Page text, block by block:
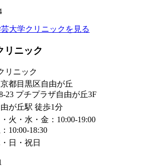
大学クリニックを見る
リニック
都目黒区自由が丘
23 プチプラザ自由が丘3F
が丘駅 徒歩1分
・火・水・金：10:00-19:00
10:00-18:30
日・祝日